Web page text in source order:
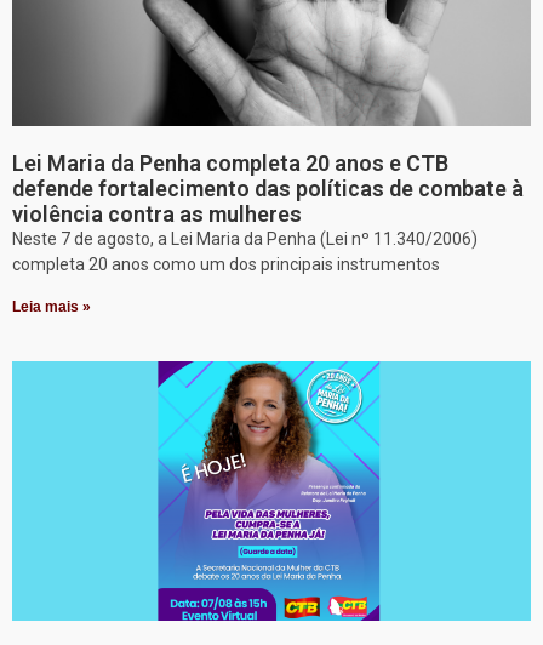
Lei Maria da Penha completa 20 anos e CTB
defende fortalecimento das políticas de combate à
violência contra as mulheres
Neste 7 de agosto, a Lei Maria da Penha (Lei nº 11.340/2006)
completa 20 anos como um dos principais instrumentos
Leia mais »